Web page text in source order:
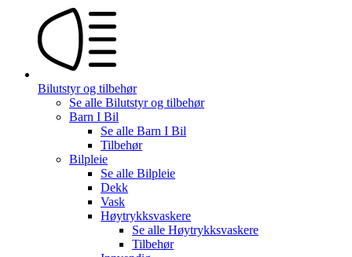
Bilutstyr og tilbehør
Se alle Bilutstyr og tilbehør
Barn I Bil
Se alle Barn I Bil
Tilbehør
Bilpleie
Se alle Bilpleie
Dekk
Vask
Høytrykksvaskere
Se alle Høytrykksvaskere
Tilbehør